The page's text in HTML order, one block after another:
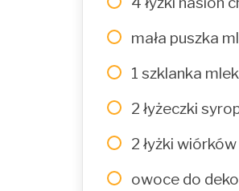
mała puszka
1 szklanka
2 łyżeczki
2 łyżki
owoce do